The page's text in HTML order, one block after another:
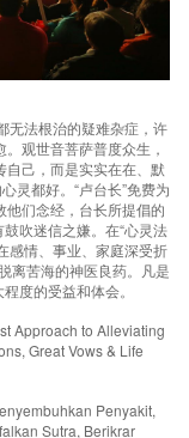
无法根治的疑难杂症，许
观世音菩萨普度众生，
己，而是实实在在、默
灵都好。“卢台长”免费为
他们念经，台长所提倡的
吹迷信之嫌。在“心灵法
感情、事业、家庭深受折
离苦海的神医良药。凡是
度的受益和体会。
Approach to Alleviating
Great Vows & Life
Penyakit,
Sutra, Berikrar